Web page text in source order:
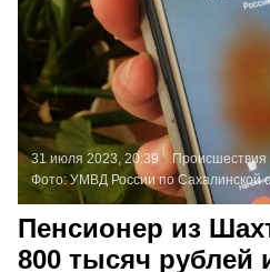
31 июля 2023, 20:39
Происшествия
Фото:УМВД России по Сахалинской
Пенсионер из
800 тысяч рублей